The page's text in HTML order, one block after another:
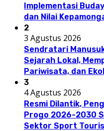
Implementasi
dan Nilai
2
3 Agustus 2026
Sendratari
Sejarah Lokal,
Pariwisata, dan
3
4 Agustus 2026
Resmi Dilantik,
Progo 2026-2030
Sektor Sport